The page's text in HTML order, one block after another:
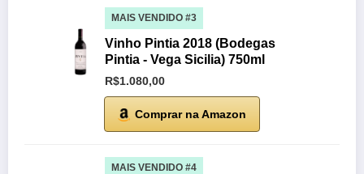
MAIS VENDIDO #3
Vinho Pintia 2018 (Bodegas
Pintia - Vega Sicilia) 750ml
R$1.080,00
Comprar na Amazon
MAIS VENDIDO #4